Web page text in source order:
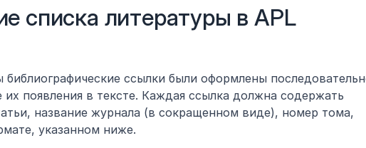
списка литературы в APL
библиографические ссылки были оформлены
появления в тексте. Каждая ссылка должна содержать
название журнала (в сокращенном виде), номер тома,
указанном ниже.